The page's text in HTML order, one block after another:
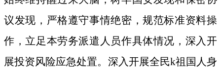
议发现，严格遵守事情绝密，规范标准资料操
作，立足本劳务派遣人员作具体情况，深入开
展投资风险应急处置。深入开展全民k祖国人身